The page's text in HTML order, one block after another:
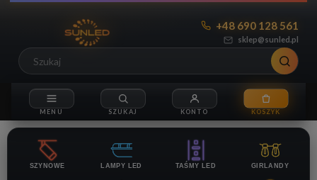
sklep@sunled.pl
+48 690 128 561
SZYNOWE LAMPY LED TAŚMY LED GIRLANDY